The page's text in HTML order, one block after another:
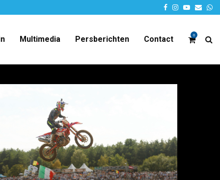
Facebook
Instagram
Youtube
Email
0
Multimedia Persberichten Contact